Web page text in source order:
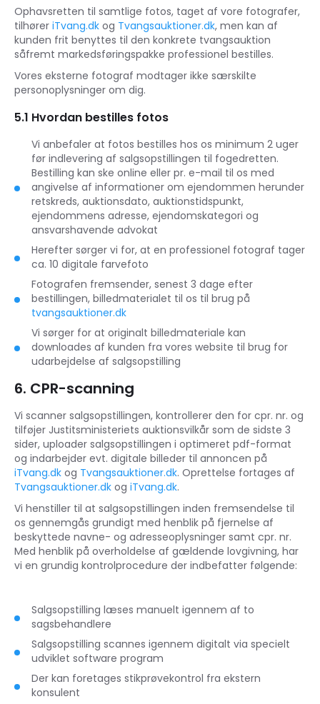
Ophavsretten til samtlige fotos, taget af vore fotografer,
tilhøreriTvang.dkog Tvangsauktioner.dk, men kan af
kunden frit benyttes til den konkrete tvangsauktion
såfremt markedsføringspakke professionel bestilles.
Vores eksterne fotograf modtager ikke særskilte
personoplysninger om dig.
5.1 Hvordan bestilles fotos
Vi anbefaler at fotos bestilles hos os minimum 2 uger
før indlevering af salgsopstillingen til fogedretten.
Bestilling kan ske online eller pr. e-mail til os med
angivelse af informationer om ejendommen herunder
retskreds, auktionsdato, auktionstidspunkt,
ejendommens adresse, ejendomskategori og
ansvarshavende advokat
Herefter sørger vi for, at en professionel fotograf tager
ca. 10 digitale farvefoto
Fotografen fremsender, senest 3 dage efter
bestillingen, billedmaterialet til os til brug på
tvangsauktioner.dk
Vi sørger for at originalt billedmateriale kan
downloades af kunden fra vores website til brug for
udarbejdelse af salgsopstilling
6. CPR-scanning
Vi scanner salgsopstillingen, kontrollerer den for cpr. nr. og
tilføjer Justitsministeriets auktionsvilkår som de sidste 3
sider, uploader salgsopstillingen i optimeret pdf-format
og indarbejder evt. digitale billeder til annoncen på
iTvang.dkog Tvangsauktioner.dk. Oprettelse fortages af
Tvangsauktioner.dkog iTvang.dk.
Vi henstiller til at salgsopstillingen inden fremsendelse til
os gennemgås grundigt med henblik på fjernelse af
beskyttede navne- og adresseoplysninger samt cpr. nr.
Med henblik på overholdelse af gældende lovgivning, har
vi en grundig kontrolprocedure der indbefatter følgende:
Salgsopstilling læses manuelt igennem af to
sagsbehandlere
Salgsopstilling scannes igennem digitalt via specielt
udviklet software program
Der kan foretages stikprøvekontrol fra ekstern
konsulent